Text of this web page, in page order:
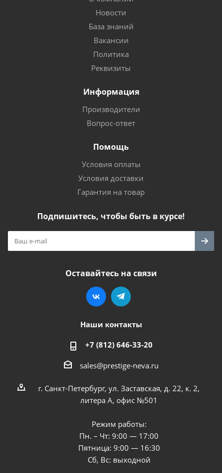
Новости
База знаний
Вакансии
Политика
Реквизиты
Информация
Производители
Вопрос-ответ
Помощь
Условия оплаты
Условия доставки
Гарантия на товар
Подпишитесь, чтобы быть в курсе!
Оставайтесь на связи
Наши контакты
+7 (812) 646-33-20
sales@prestige-neva.ru
г. Санкт-Петербург, ул. Заставская, д. 22, к. 2,
литера А, офис №501
Режим работы:
Пн. – Чт: 9:00 — 17:00
Пятница: 9:00 — 16:30
Сб, Вс: выходной